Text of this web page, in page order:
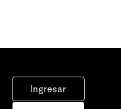
Ingresar